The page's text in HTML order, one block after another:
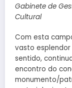
Gabinete de
Cultural
Com esta
vasto esplendor
sentido,
encontro do
monumento/